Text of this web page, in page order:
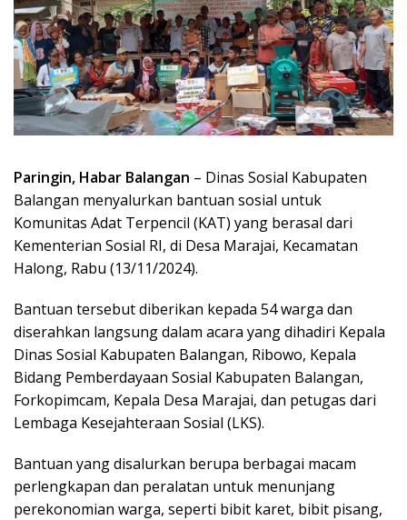
Paringin, Habar Balangan – Dinas Sosial Kabupaten
Balangan menyalurkan bantuan sosial untuk
Komunitas Adat Terpencil (KAT) yang berasal dari
Kementerian Sosial RI, di Desa Marajai, Kecamatan
Halong, Rabu (13/11/2024).
Bantuan tersebut diberikan kepada 54 warga dan
diserahkan langsung dalam acara yang dihadiri Kepala
Dinas Sosial Kabupaten Balangan, Ribowo, Kepala
Bidang Pemberdayaan Sosial Kabupaten Balangan,
Forkopimcam, Kepala Desa Marajai, dan petugas dari
Lembaga Kesejahteraan Sosial (LKS).
Bantuan yang disalurkan berupa berbagai macam
perlengkapan dan peralatan untuk menunjang
perekonomian warga, seperti bibit karet, bibit pisang,